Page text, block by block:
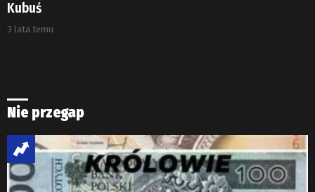
Kubuś
3 lata temu
Nie przegap